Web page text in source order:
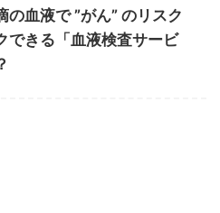
の血液で ”がん” のリスク
できる「血液検査サービ